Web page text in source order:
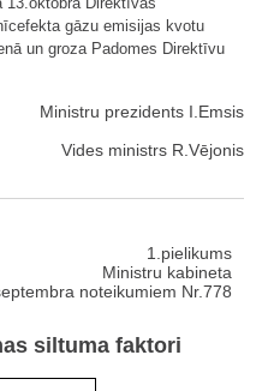
gāzu emisijas kvotu
un groza Padomes Direktīvu
Ministru prezidents I.Emsis
Vides ministrs R.Vējonis
1.pielikums
Ministru kabineta
noteikumiem Nr.778
siltuma faktori